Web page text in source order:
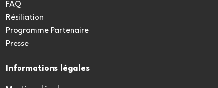
FAQ
Résiliation
Programme Partenaire
Presse
Informations légales